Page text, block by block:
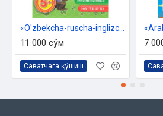
11 000 сўм
Саватчага қўшиш
7